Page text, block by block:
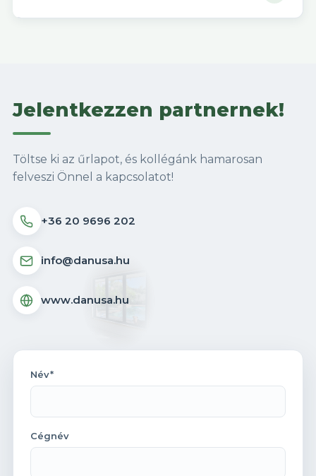
Jelentkezzen partnernek!
Töltse ki az űrlapot, és kollégánk hamarosan
felveszi Önnel a kapcsolatot!
+36 20 9696 202
info@danusa.hu
www.danusa.hu
Név*
Cégnév